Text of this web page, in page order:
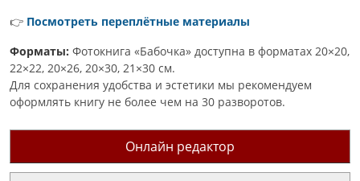
👉 Посмотреть переплётные материалы
Форматы: Фотокнига «Бабочка» доступна в форматах 20×20,
22×22, 20×26, 20×30, 21×30 см.
Для сохранения удобства и эстетики мы рекомендуем
оформлять книгу не более чем на 30 разворотов.
Онлайн редактор